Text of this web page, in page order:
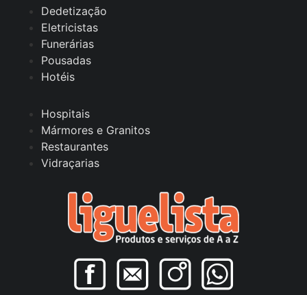
Dedetização
Eletricistas
Funerárias
Pousadas
Hotéis
Hospitais
Mármores e Granitos
Restaurantes
Vidraçarias